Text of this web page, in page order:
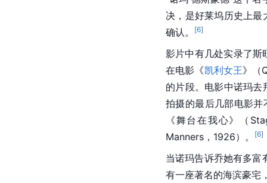
决，是好莱坞历史上
确认。
[6]
影片中有几处实录了斯
在电影《凯利女王》（
的片段。电影中诺玛去
拍摄的最后几部电影
《舞台在我心》（
Manners，1926）。
[6]
当诺玛告诉乔她有多富
有一座著名的海滨豪宅